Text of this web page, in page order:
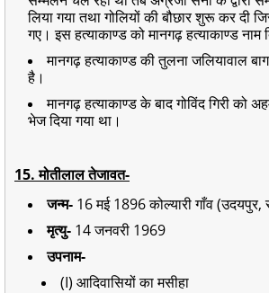
लिया गया तथा गोलियों की बौछार शुरू कर दी
गए। इस हत्याकाण्ड को मानगढ़ हत्याकाण्ड नाम
मानगढ़ हत्याकाण्ड की तुलना जलियावाल
है।
मानगढ़ हत्याकाण्ड के बाद गोविंद गिरी को
भेज दिया गया था।
15. मोतीलाल तेजावत-
जन्म- 16 मई 1896 कोल्यारी गाँव (उदयपुर,
मृत्यु- 14 जनवरी 1969
उपनाम-
(I) आदिवासियों का मसीहा